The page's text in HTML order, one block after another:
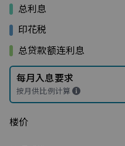
总利息
印花税
总贷款额连利息
每月入息要求
按月供比例计算
楼价